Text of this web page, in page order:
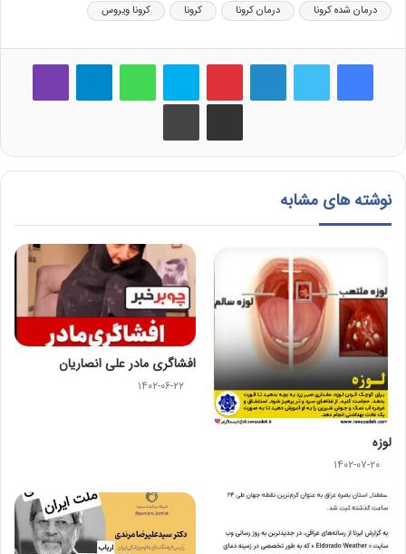
درمان شده کرونا
درمان کرونا کرونا کرونا ویروس
فیس بوک لینکدین ‫پین‌ترست اسکایپ واتس آپ
اشتراک گذاری از طریق ایمیل چاپ
نوشته های مشابه
لوزه
۱۴۰۲-۰۷-۲۰
افشاگری مادر علی انصاریان
۱۴۰۲-۰۶-۲۲